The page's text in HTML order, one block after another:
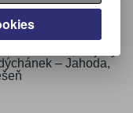
šest druhů
bylinek a
– Lípa &
– Jahoda,